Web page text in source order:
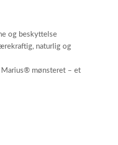
og beskyttelse
naturlig og
mønsteret – et